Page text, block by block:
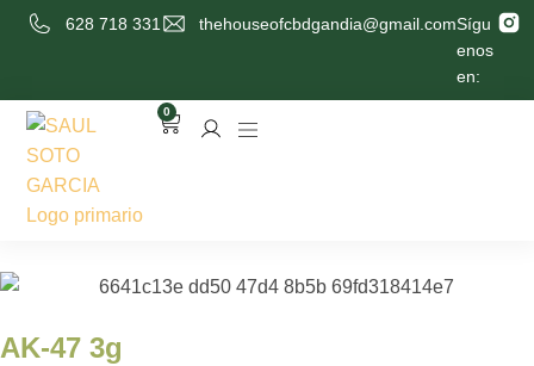
628 718 331 thehouseofcbdgandia@gmail.comSígu
enos
en:
0
AK-47 3g